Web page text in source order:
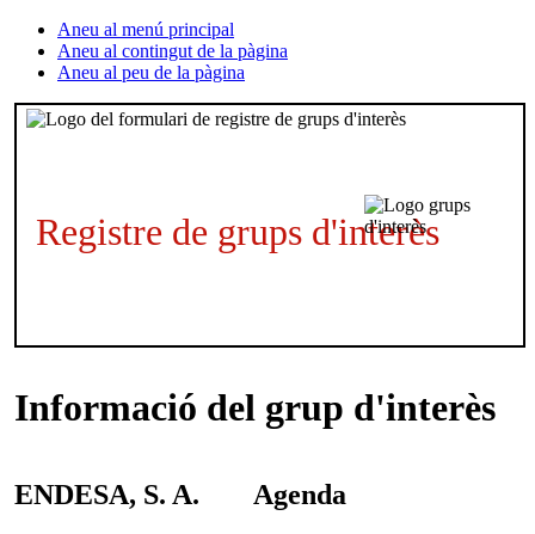
Aneu al menú principal
Aneu al contingut de la pàgina
Aneu al peu de la pàgina
Registre de grups d'interès
Informació del grup d'interès
ENDESA, S. A. Agenda